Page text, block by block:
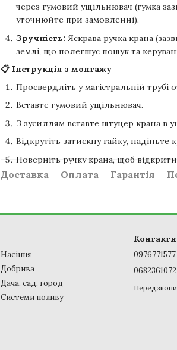
через гумовий ущільнювач (гумка
уточнюйте при замовленні).
Зручність: Яскрава ручка крана
землі, що полегшує пошук та
📋 Інструкція з монтажу
Просвердліть у магістральній трубі
Вставте гумовий ущільнювач.
З зусиллям вставте штуцер крана в
Відкрутіть затискну гайку, надіньте
Поверніть ручку крана, щоб
Доставка Оплата Гарантія
Насіння
Добрива
Дача, сад, город
Системи поливу
0976771577
0682361072